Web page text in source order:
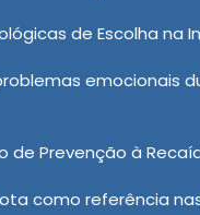
de Escolha na
emocionais
de Prevenção à
como referência
em que a vida
sensibilidade e
médicas